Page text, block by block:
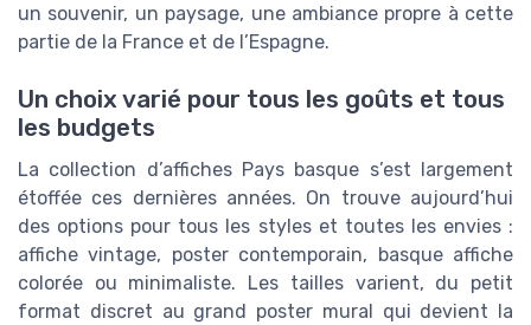
un souvenir, un paysage, une ambiance propre à cette
partie de la France et de l’Espagne.
Un choix varié pour tous les goûts et tous
les budgets
La collection d’affiches Pays basque s’est largement
étoffée ces dernières années. On trouve aujourd’hui
des options pour tous les styles et toutes les envies :
affiche vintage, poster contemporain, basque affiche
colorée ou minimaliste. Les tailles varient, du petit
format discret au grand poster mural qui devient la